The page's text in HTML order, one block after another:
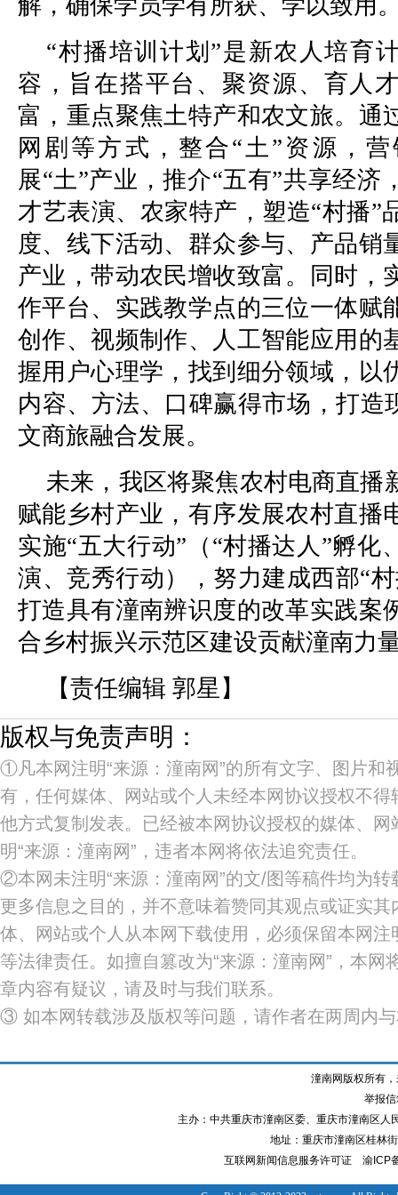
解，确保学员学有所获、学以致用
“村播培训计划”是新农人培育
容，旨在搭平台、聚资源、育人
富，重点聚焦土特产和农文旅。通
网剧等方式，整合“土”资源，
展“土”产业，推介“五有”共享经济
才艺表演、农家特产，塑造“村播”
度、线下活动、群众参与、产品销
产业，带动农民增收致富。同时，
作平台、实践教学点的三位一体赋
创作、视频制作、人工智能应用的
握用户心理学，找到细分领域，以
内容、方法、口碑赢得市场，打造
文商旅融合发展。
未来，我区将聚焦农村电商直播
赋能乡村产业，有序发展农村直播
实施“五大行动”（“村播达人”孵化
演、竞秀行动），努力建成西部“
打造具有潼南辨识度的改革实践案
合乡村振兴示范区建设贡献潼南力
【责任编辑 郭星】
版权与免责声明：
①凡本网注明“来源：潼南网”的所有文字、图片和
有，任何媒体、网站或个人未经本网协议授权不
他方式复制发表。已经被本网协议授权的媒体、
明“来源：潼南网”，违者本网将依法追究责任。
②本网未注明“来源：潼南网”的文/图等稿件均为
更多信息之目的，并不意味着赞同其观点或证实
体、网站或个人从本网下载使用，必须保留本网注
等法律责任。如擅自篡改为“来源：潼南网”，本网
章内容有疑议，请及时与我们联系。
③ 如本网转载涉及版权等问题，请作者在两周内
潼南网版权所有
举报
主办：中共重庆市潼南区委、重庆市潼南区
地址：重庆市潼南区桂林
互联网新闻信息服务许可证
渝ICP